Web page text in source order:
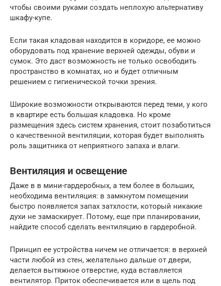
чтобы своими руками создать неплохую альтернативу
шкафу-купе.
Если такая кладовая находится в коридоре, ее можно
оборудовать под хранение верхней одежды, обуви и
сумок. Это даст возможность не только освободить
пространство в комнатах, но и будет отличным
решением с гигиенической точки зрения.
Широкие возможности открываются перед теми, у кого
в квартире есть большая кладовка. Но кроме
размещения здесь систем хранения, стоит позаботиться
о качественной вентиляции, которая будет выполнять
роль защитника от неприятного запаха и влаги.
Вентиляция и освещение
Даже в в мини-гардеробных, а тем более в больших,
необходима вентиляция: в замкнутом помещении
быстро появляется запах затхлости, который никакие
духи не замаскирует. Потому, еще при планировании,
найдите способ сделать вентиляцию в гардеробной.
Принцип ее устройства ничем не отличается: в верхней
части любой из стен, желательно дальше от двери,
делается вытяжное отверстие, куда вставляется
вентилятор. Приток обеспечивается или в щель под